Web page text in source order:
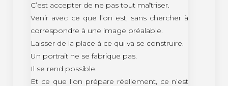
C’est accepter de ne pas tout maîtriser.
Venir avec ce que l’on est, sans chercher à
correspondre à une image préalable.
Laisser de la place à ce qui va se construire.
Un portrait ne se fabrique pas.
Il se rend possible.
Et ce que l’on prépare réellement, ce n’est